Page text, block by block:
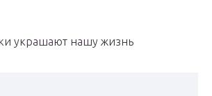
украшают нашу жизнь